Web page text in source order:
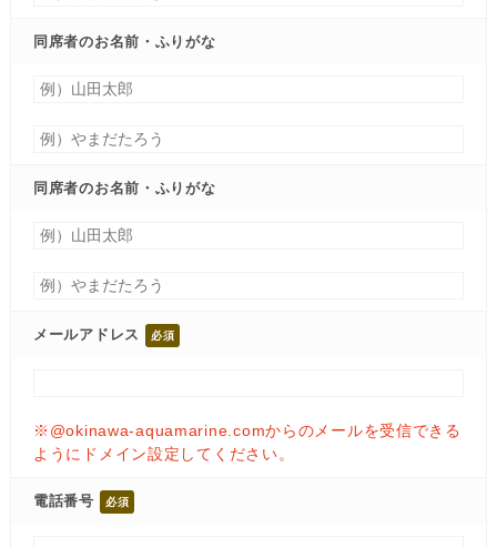
同席者のお名前・ふりがな
同席者のお名前・ふりがな
メールアドレス
※@okinawa-aquamarine.comからのメールを受信できる
ようにドメイン設定してください。
電話番号